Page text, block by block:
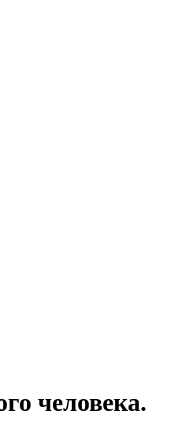
человека.